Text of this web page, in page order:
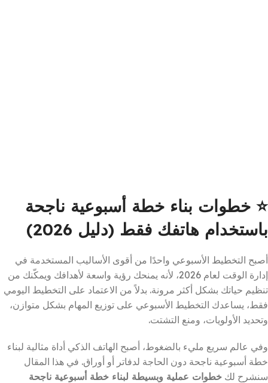
⭐ خطوات بناء خطة أسبوعية ناجحة
باستخدام هاتفك فقط (دليل 2026)
أصبح التخطيط الأسبوعي واحدًا من أقوى الأساليب المستخدمة في
إدارة الوقت لعام 2026، لأنه يمنحك رؤية واسعة لأهدافك ويمكّنك من
تنظيم حياتك بشكل أكثر مرونة. بدلاً من الاعتماد على التخطيط اليومي
فقط، يساعدك التخطيط الأسبوعي على توزيع المهام بشكل متوازن،
وتحديد الأولويات، ومنع التشتت.
وفي عالم سريع مليء بالضغوط، أصبح الهاتف الذكي أداة مثالية لبناء
خطة أسبوعية ناجحة دون الحاجة لدفاتر أو أوراق. في هذا المقال
سنشرح لك خطوات عملية وبسيطة لبناء خطة أسبوعية ناجحة